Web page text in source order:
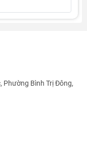
Phường Bình Trị Đông,